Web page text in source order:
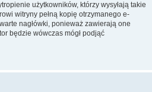
użytkowników, którzy wysyłają takie
witryny pełną kopię otrzymanego e-
nagłówki, ponieważ zawierają one
będzie wówczas mógł podjąć